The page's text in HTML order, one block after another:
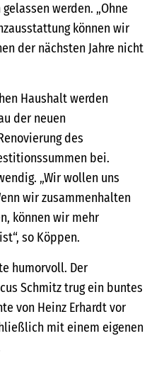
werden. „Ohne
können wir
der nächsten Jahre nicht
Haushalt werden
der neuen
des
bei.
„Wir wollen uns
wir zusammenhalten
können wir mehr
so Köppen.
humorvoll. Der
Schmitz trug ein buntes
von Heinz Erhardt vor
mit einem eigenen